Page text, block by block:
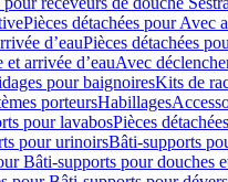
Pièces détachées pour Avec
d’eauPièces détachées
arrivée d’eauAvec
pour baignoiresKits de
porteursHabillages
pour lavabosPièces
pour urinoirsBâti-supports
Bâti-supports pour douches